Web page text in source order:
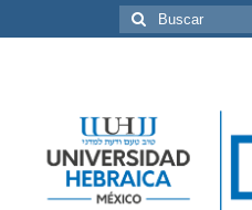
Buscar
por: